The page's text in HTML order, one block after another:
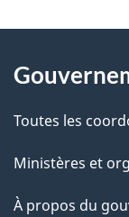
D
t
a
l
s
propos
ce
site
Toutes les
Ministères et
À propos du